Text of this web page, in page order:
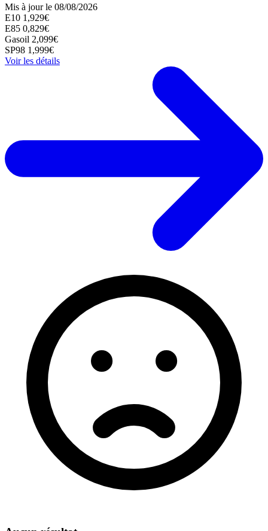
Mis à jour le 08/08/2026
E10 1,929€
E85 0,829€
Gasoil 2,099€
SP98 1,999€
Voir les détails